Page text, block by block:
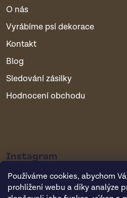
Používáme cookies, abychom
prohlížení webu a díky analýze
O nás
Vyrábíme psí dekorace
Kontakt
Blog
Sledování zásilky
Hodnocení obchodu
Instagram